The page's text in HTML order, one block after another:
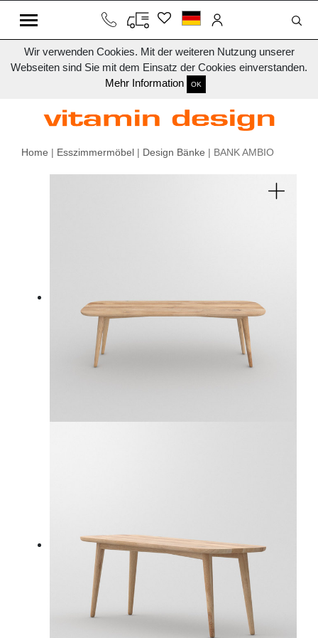
Wir verwenden Cookies. Mit der weiteren Nutzung unserer
Webseiten sind Sie mit dem Einsatz der Cookies einverstanden.
Mehr Information
OK
Home | Esszimmermöbel | Design Bänke | BANK AMBIO